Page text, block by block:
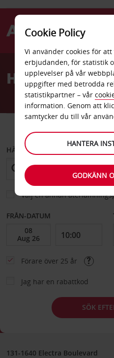
AvisHyrbil
BIL
HÄMTA FRÅN
Välj en annan
FRÅN-DATUM
Förare över 25 år
Jag har en rabattkod
SÖK
131-1640 Electra Boulevard
Cookie Policy
Vi använder cookies för
erbjudanden, för statistik
upplevelser på vår
uppgifter med betrodda
statistikpartner – vår
information. Genom att
samtycker du till vår
HANTERA
GODKÄNN